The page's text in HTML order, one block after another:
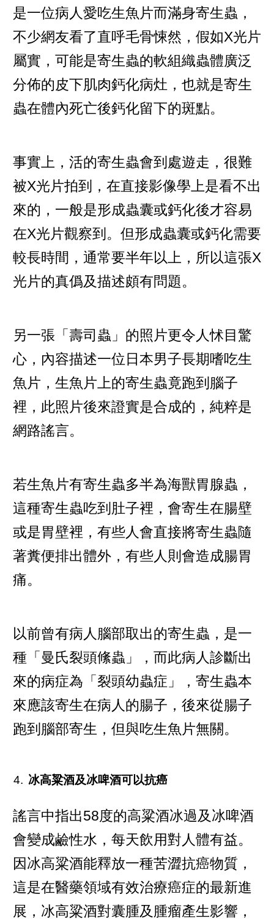
是一位病人愛吃生魚片而滿身寄生蟲，
不少網友看了直呼毛骨悚然，假如X光片
屬實，可能是寄生蟲的軟組織蟲體廣泛
分佈的皮下肌肉鈣化病灶，也就是寄生
蟲在體內死亡後鈣化留下的斑點。
事實上，活的寄生蟲會到處遊走，很難
被X光片拍到，在直接影像學上是看不出
來的，一般是形成蟲囊或鈣化後才容易
在X光片觀察到。但形成蟲囊或鈣化需要
較長時間，通常要半年以上，所以這張X
光片的真僞及描述頗有問題。
另一張「壽司蟲」的照片更令人怵目驚
心，內容描述一位日本男子長期嗜吃生
魚片，生魚片上的寄生蟲竟跑到腦子
裡，此照片後來證實是合成的，純粹是
網路謠言。
若生魚片有寄生蟲多半為海獸胃腺蟲，
這種寄生蟲吃到肚子裡，會寄生在腸壁
或是胃壁裡，有些人會直接將寄生蟲隨
著糞便排出體外，有些人則會造成腸胃
痛。
以前曾有病人腦部取出的寄生蟲，是一
種「曼氏裂頭絛蟲」，而此病人診斷出
來的病症為「裂頭幼蟲症」，寄生蟲本
來應該寄生在病人的腸子，後來從腸子
跑到腦部寄生，但與吃生魚片無關。
冰高粱酒及冰啤酒可以抗癌
謠言中指出58度的高粱酒冰過及冰啤酒
會變成鹼性水，每天飲用對人體有益。
因冰高粱酒能釋放一種苦澀抗癌物質，
這是在醫藥領域有效治療癌症的最新進
展，冰高粱酒對囊腫及腫瘤產生影響，